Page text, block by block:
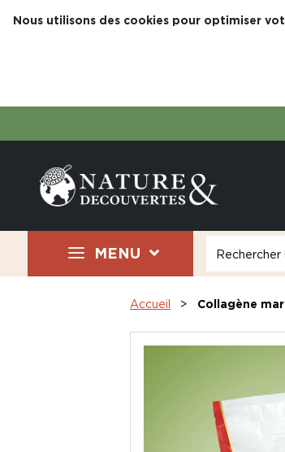
Nous utilisons des cookies pour optimiser
MENU
Accueil Collagène